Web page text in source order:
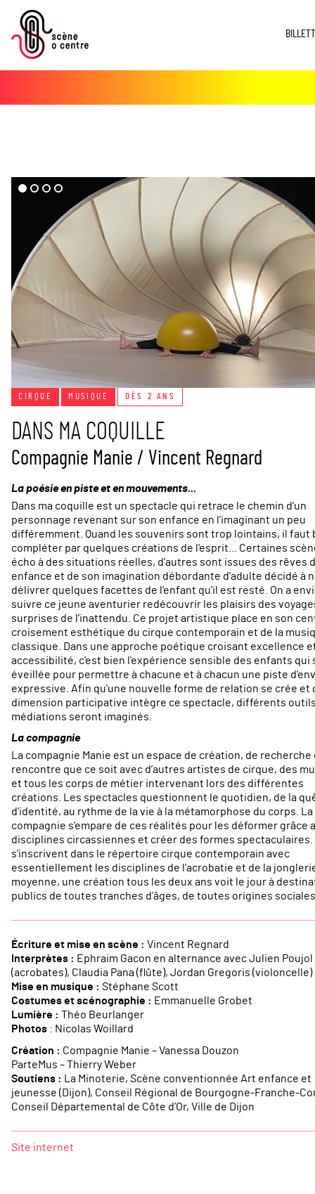
dd($imgs->media)
CIRQUE MUSIQUE DÈS 2 ANS
DANS MA COQUILLE
Compagnie Manie / Vincent Regnard
La poésie en piste et en mouvements...
Dans ma coquille est un spectacle qui retrace le chemin d'un
personnage revenant sur son enfance en l'imaginant un peu
différemment. Quand les souvenirs sont trop lointains, il faut
compléter par quelques créations de l'esprit... Certaines
écho à des situations réelles, d'autres sont issues des rêves
enfance et de son imagination débordante d'adulte décidé à
délivrer quelques facettes de l'enfant qu'il est resté. On a
suivre ce jeune aventurier redécouvrir les plaisirs des
surprises de l’inattendu. Ce projet artistique place en son
croisement esthétique du cirque contemporain et de la
classique. Dans une approche poétique croisant excellence
accessibilité, c'est bien l'expérience sensible des enfants qui
éveillée pour permettre à chacune et à chacun une piste
expressive. Afin qu'une nouvelle forme de relation se crée et
dimension participative intègre ce spectacle, différents
médiations seront imaginés.
La compagnie
La compagnie Manie est un espace de création, de recherche
rencontre que ce soit avec d’autres artistes de cirque, des
et tous les corps de métier intervenant lors des différentes
créations. Les spectacles questionnent le quotidien, de la
d'identité, au rythme de la vie à la métamorphose du corps. La
compagnie s’empare de ces réalités pour les déformer grâce
disciplines circassiennes et créer des formes spectaculaires.
s’inscrivent dans le répertoire cirque contemporain avec
essentiellement les disciplines de l'acrobatie et de la
moyenne, une création tous les deux ans voit le jour à
publics de toutes tranches d’âges, de toutes origines
Écriture et mise en scène : Vincent Regnard
Interprètes : Ephraim Gacon en alternance avec Julien Poujol
(acrobates), Claudia Pana (flûte), Jordan Gregoris (violoncelle)
Mise en musique : Stéphane Scott
Costumes et scénographie : Emmanuelle Grobet
Lumière : Théo Beurlanger
Photos : Nicolas Woillard
Création : Compagnie Manie – Vanessa Douzon
ParteMus – Thierry Weber
Soutiens :
La Minoterie, Scène conventionnée Art enfance et
jeunesse (Dijon), Conseil Régional de Bourgogne-Franche-
Conseil Départemental de Côte d’Or, Ville de Dijon
Site internet